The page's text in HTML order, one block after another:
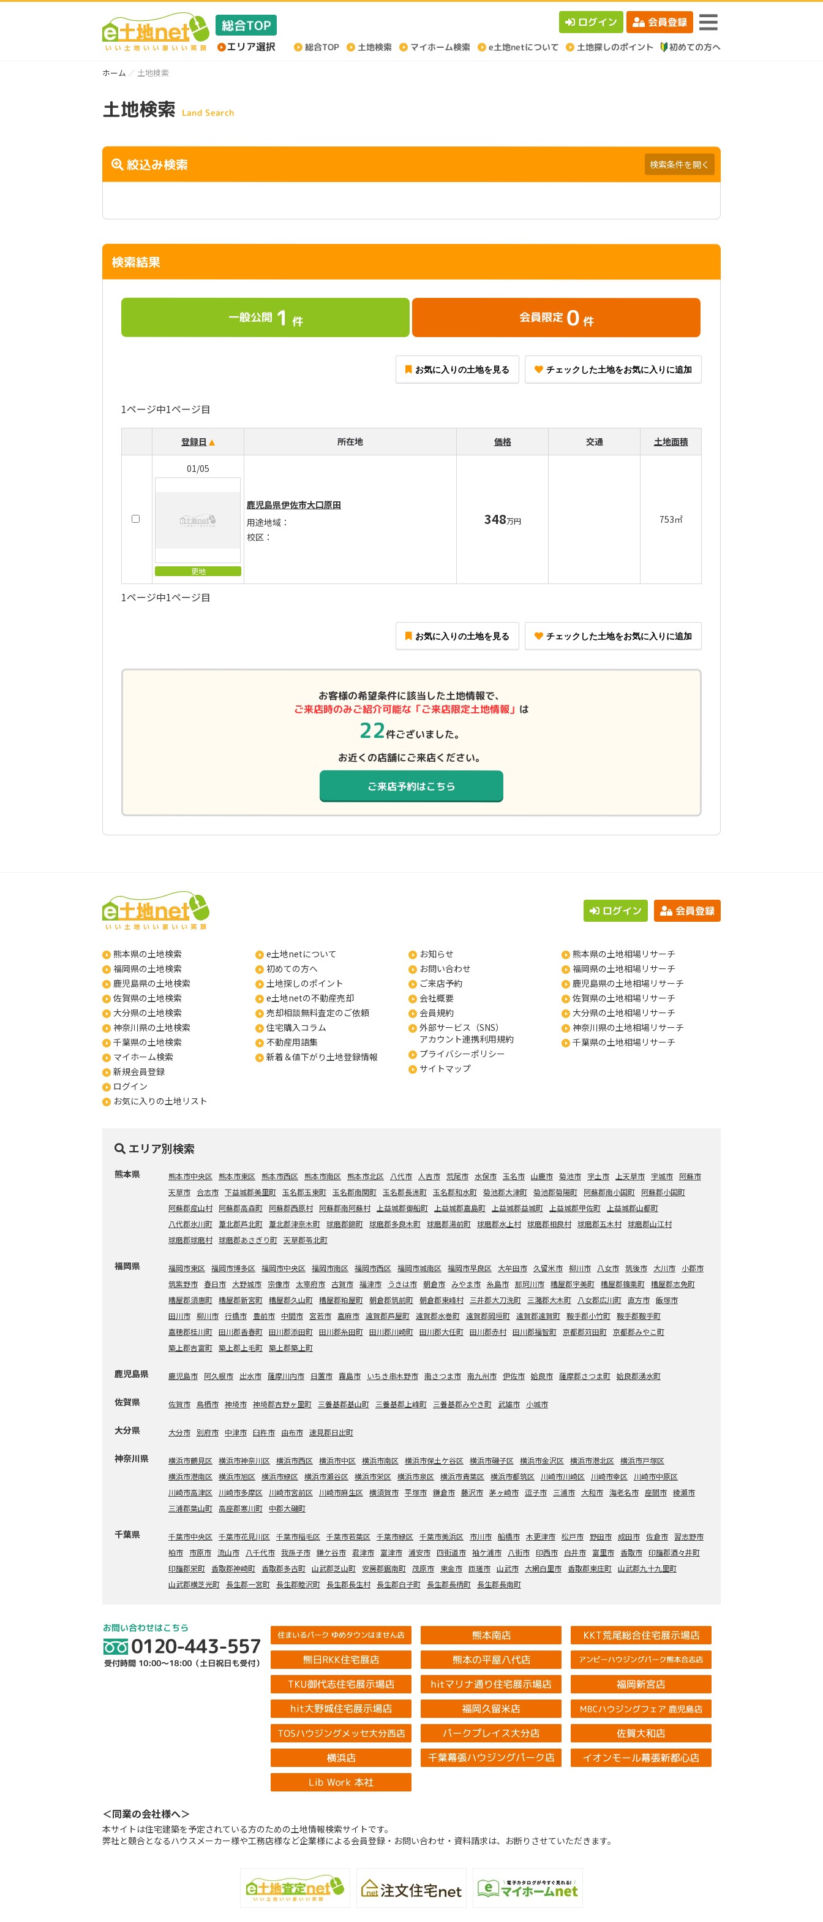
ログイン 会員登録
ホーム 土地検索
土地検索 Land Search
絞込み検索 検索条件を開く
検索結果
一般公開 1 件 会員限定 0 件
お気に入りの土地を見る チェックした土地をお気に入りに追加
1ページ中1ページ目
登録日 所在地 価格 交通 土地面積
01/05
更地
鹿児島県伊佐市大口原田
用途地域：
校区：
348万円 753㎡
1ページ中1ページ目
お気に入りの土地を見る チェックした土地をお気に入りに追加
お客様の希望条件に該当した土地情報で、
ご来店時のみご紹介可能な「ご来店限定土地情報」 は
22件ございました。
お近くの店舗にご来店ください。
ご来店予約はこちら
ログイン 会員登録
熊本県の土地検索
福岡県の土地検索
鹿児島県の土地検索
佐賀県の土地検索
大分県の土地検索
神奈川県の土地検索
千葉県の土地検索
マイホーム検索
新規会員登録
ログイン
お気に入りの土地リスト
e土地netについて
初めての方へ
土地探しのポイント
e土地netの不動産売却
売却相談無料査定のご依頼
住宅購入コラム
不動産用語集
新着＆値下がり土地登録情報
お知らせ
お問い合わせ
ご来店予約
会社概要
会員規約
外部サービス（SNS）
アカウント連携利用規約
プライバシーポリシー
サイトマップ
熊本県の土地相場リサーチ
福岡県の土地相場リサーチ
鹿児島県の土地相場リサーチ
佐賀県の土地相場リサーチ
大分県の土地相場リサーチ
神奈川県の土地相場リサーチ
千葉県の土地相場リサーチ
エリア別検索
熊本県 熊本市中央区 熊本市東区 熊本市西区 熊本市南区 熊本市北区 八代市 人吉市 荒尾市 水俣市 玉名市 山鹿市 菊池市 宇土市 上天草市 宇城市
阿蘇市
天草市
合志市 下益城郡美里町 玉名郡玉東町 玉名郡南関町 玉名郡長洲町 玉名郡和水町 菊池郡大津町 菊池郡菊陽町 阿蘇郡南小国町
阿蘇郡小国町
阿蘇郡産山村
阿蘇郡高森町 阿蘇郡西原村 阿蘇郡南阿蘇村 上益城郡御船町 上益城郡嘉島町 上益城郡益城町 上益城郡甲佐町
上益城郡山都町
八代郡氷川町 葦北郡芦北町 葦北郡津奈木町 球磨郡錦町 球磨郡多良木町 球磨郡湯前町 球磨郡水上村 球磨郡相良村 球磨郡五木村 球磨郡山江村
球磨郡球磨村 球磨郡あさぎり町 天草郡苓北町
福岡県 福岡市東区 福岡市博多区 福岡市中央区 福岡市南区 福岡市西区 福岡市城南区 福岡市早良区 大牟田市 久留米市 柳川市 八女市 筑後市 大川市
小郡市
筑紫野市
春日市 大野城市 宗像市 太宰府市 古賀市 福津市 うきは市 朝倉市 みやま市 糸島市 那珂川市 糟屋郡宇美町 糟屋郡篠栗町 糟屋郡志免町
糟屋郡須惠町 糟屋郡新宮町 糟屋郡久山町 糟屋郡粕屋町 朝倉郡筑前町 朝倉郡東峰村 三井郡大刀洗町 三潴郡大木町 八女郡広川町 直方市 飯塚市
田川市 柳川市 行橋市 豊前市 中間市 宮若市 嘉麻市 遠賀郡芦屋町 遠賀郡水巻町 遠賀郡岡垣町 遠賀郡遠賀町 鞍手郡小竹町 鞍手郡鞍手町
嘉穂郡桂川町 田川郡香春町 田川郡添田町 田川郡糸田町 田川郡川崎町 田川郡大任町 田川郡赤村 田川郡福智町 京都郡苅田町 京都郡みやこ町
築上郡吉富町 築上郡上毛町 築上郡築上町
鹿児島県 鹿児島市 阿久根市 出水市 薩摩川内市 日置市 霧島市 いちき串木野市 南さつま市 南九州市 伊佐市 姶良市 薩摩郡さつま町 姶良郡湧水町
佐賀県 佐賀市 鳥栖市 神埼市 神埼郡吉野ヶ里町 三養基郡基山町 三養基郡上峰町 三養基郡みやき町 武雄市 小城市
大分県 大分市 別府市 中津市 臼杵市 由布市 速見郡日出町
神奈川県 横浜市鶴見区 横浜市神奈川区 横浜市西区 横浜市中区 横浜市南区 横浜市保土ケ谷区 横浜市磯子区 横浜市金沢区 横浜市港北区
横浜市戸塚区
横浜市港南区
横浜市旭区 横浜市緑区 横浜市瀬谷区 横浜市栄区 横浜市泉区 横浜市青葉区 横浜市都筑区 川崎市川崎区 川崎市幸区
川崎市中原区
川崎市高津区
川崎市多摩区 川崎市宮前区 川崎市麻生区 横須賀市 平塚市 鎌倉市 藤沢市 茅ヶ崎市 逗子市 三浦市 大和市 海老名市 座間市 綾瀬市
三浦郡葉山町 高座郡寒川町 中郡大磯町
千葉県 千葉市中央区 千葉市花見川区 千葉市稲毛区 千葉市若葉区 千葉市緑区 千葉市美浜区 市川市 船橋市 木更津市 松戸市 野田市 成田市 佐倉市 習志野市
柏市
市原市 流山市 八千代市 我孫子市 鎌ケ谷市 君津市 富津市 浦安市 四街道市 袖ケ浦市 八街市 印西市 白井市 富里市 香取市
印旛郡酒々井町
印旛郡栄町
香取郡神崎町 香取郡多古町 山武郡芝山町 安房郡鋸南町 茂原市 東金市 匝瑳市 山武市 大網白里市 香取郡東庄町 山武郡九十九里町
山武郡横芝光町
長生郡一宮町 長生郡睦沢町 長生郡長生村 長生郡白子町 長生郡長柄町 長生郡長南町
＜同業の会社様へ＞
本サイトは住宅建築を予定されている方のための土地情報検索サイトです。
弊社と競合となるハウスメーカー様や工務店様など企業様による会員登録・お問い合わせ・資料請求は、お断りさせていただきます。